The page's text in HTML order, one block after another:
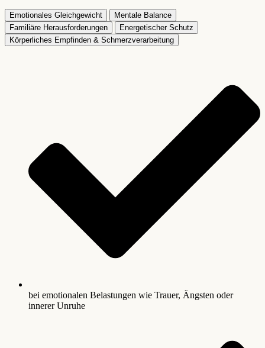
Emotionales Gleichgewicht
Mentale Balance
Familiäre Herausforderungen
Energetischer Schutz
Körperliches Empfinden & Schmerzverarbeitung
bei emotionalen Belastungen wie Trauer, Ängsten oder
innerer Unruhe